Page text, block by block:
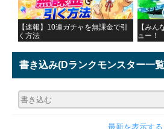
【速報】10連ガチャを無課金で引
く方法
【みん
ュー！
書き込み(Dランクモンスター一
最新を表示する